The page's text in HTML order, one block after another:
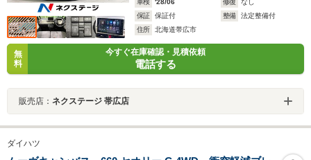
車検
'28/06 修復
なし
保証
保証付 整備
法定整備付
住所
北海道帯広市
無
料
今すぐ在庫確認・見積依頼
電話する
販売店： ネクステージ 帯広店
ダイハツ